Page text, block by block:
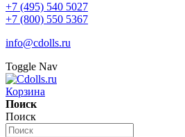
+7 (495) 540 5027
+7 (800) 550 5367
info@cdolls.ru
Toggle Nav
Корзина
Поиск
Поиск